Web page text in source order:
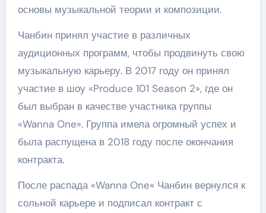
основы музыкальной теории и композиции.
Чанбин принял участие в различных
аудиционных программ, чтобы продвинуть свою
музыкальную карьеру. В 2017 году он принял
участие в шоу «Produce 101 Season 2», где он
был выбран в качестве участника группы
«Wanna One». Группа имела огромный успех и
была распущена в 2018 году после окончания
контракта.
После распада «Wanna One» Чанбин вернулся к
сольной карьере и подписал контракт с